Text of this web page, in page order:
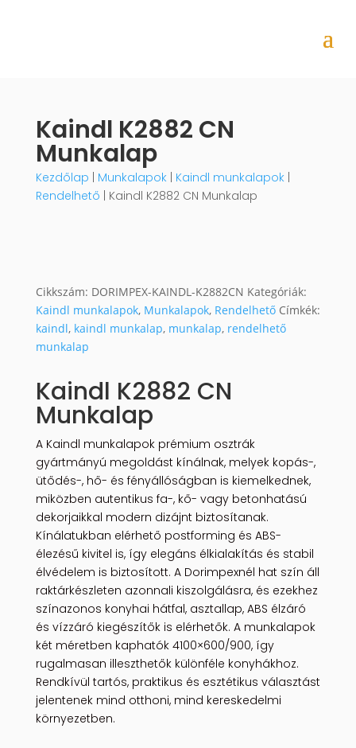
Kaindl K2882 CN
Munkalap
Kezdőlap | Munkalapok| Kaindl munkalapok|
Rendelhető | Kaindl K2882 CN Munkalap
Cikkszám: DORIMPEX-KAINDL-K2882CN Kategóriák:
Kaindl munkalapok, Munkalapok, Rendelhető Címkék:
kaindl, kaindl munkalap, munkalap, rendelhető
munkalap
Kaindl K2882 CN
Munkalap
A Kaindl munkalapok prémium osztrák
gyártmányú megoldást kínálnak, melyek kopás-,
ütődés-, hő- és fényállóságban is kiemelkednek,
miközben autentikus fa-, kő- vagy betonhatású
dekorjaikkal modern dizájnt biztosítanak.
Kínálatukban elérhető postforming és ABS-
élezésű kivitel is, így elegáns élkialakítás és stabil
élvédelem is biztosított. A Dorimpexnél hat szín áll
raktárkészleten azonnali kiszolgálásra, és ezekhez
színazonos konyhai hátfal, asztallap, ABS élzáró
és vízzáró kiegészítők is elérhetők. A munkalapok
két méretben kaphatók 4100×600/900, így
rugalmasan illeszthetők különféle konyhákhoz.
Rendkívül tartós, praktikus és esztétikus választást
jelentenek mind otthoni, mind kereskedelmi
környezetben.